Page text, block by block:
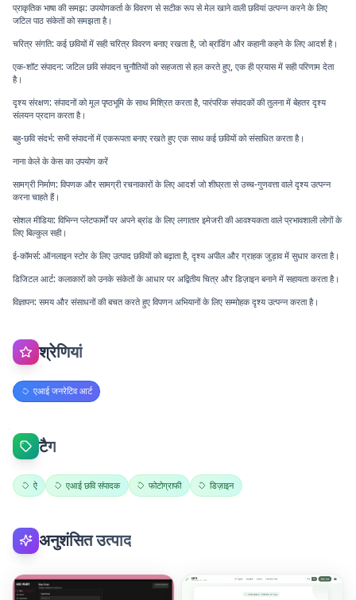
प्राकृतिक भाषा की समझ: उपयोगकर्ता के विवरण से सटीक रूप से मेल खाने वाली छवियां उत्पन्न करने के लिए
जटिल पाठ संकेतों को समझता है।
चरित्र संगति: कई छवियों में सही चरित्र विवरण बनाए रखता है, जो ब्रांडिंग और कहानी कहने के लिए आदर्श है।
एक-शॉट संपादन: जटिल छवि संपादन चुनौतियों को सहजता से हल करते हुए, एक ही प्रयास में सही परिणाम देता
है।
दृश्य संरक्षण: संपादनों को मूल पृष्ठभूमि के साथ मिश्रित करता है, पारंपरिक संपादकों की तुलना में बेहतर दृश्य
संलयन प्रदान करता है।
बहु-छवि संदर्भ: सभी संपादनों में एकरूपता बनाए रखते हुए एक साथ कई छवियों को संसाधित करता है।
नाना केले के केस का उपयोग करें
सामग्री निर्माण: विपणक और सामग्री रचनाकारों के लिए आदर्श जो शीघ्रता से उच्च-गुणवत्ता वाले दृश्य उत्पन्न
करना चाहते हैं।
सोशल मीडिया: विभिन्न प्लेटफार्मों पर अपने ब्रांड के लिए लगातार इमेजरी की आवश्यकता वाले प्रभावशाली लोगों के
लिए बिल्कुल सही।
ई-कॉमर्स: ऑनलाइन स्टोर के लिए उत्पाद छवियों को बढ़ाता है, दृश्य अपील और ग्राहक जुड़ाव में सुधार करता है।
डिजिटल आर्ट: कलाकारों को उनके संकेतों के आधार पर अद्वितीय चित्र और डिज़ाइन बनाने में सहायता करता है।
विज्ञापन: समय और संसाधनों की बचत करते हुए विपणन अभियानों के लिए सम्मोहक दृश्य उत्पन्न करता है।
श्रेणियां
एआई जनरेटिव आर्ट
टैग
ऐ एआई छवि संपादक फोटोग्राफी डिज़ाइन
अनुशंसित उत्पाद